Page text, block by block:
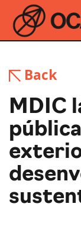
Back
MDIC